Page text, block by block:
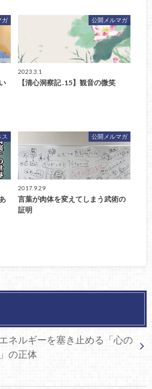
ガ 公開メルマガ
2023.3.1
【清心洞察記 .15】観音の微笑
公開メルマガ
2017.9.29
言葉が肉体を変えてしまう武術の
証明
ネルギーを塞き止める「心の
の正体